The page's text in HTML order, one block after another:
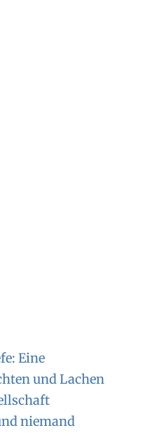
Eine
und Lachen
niemand